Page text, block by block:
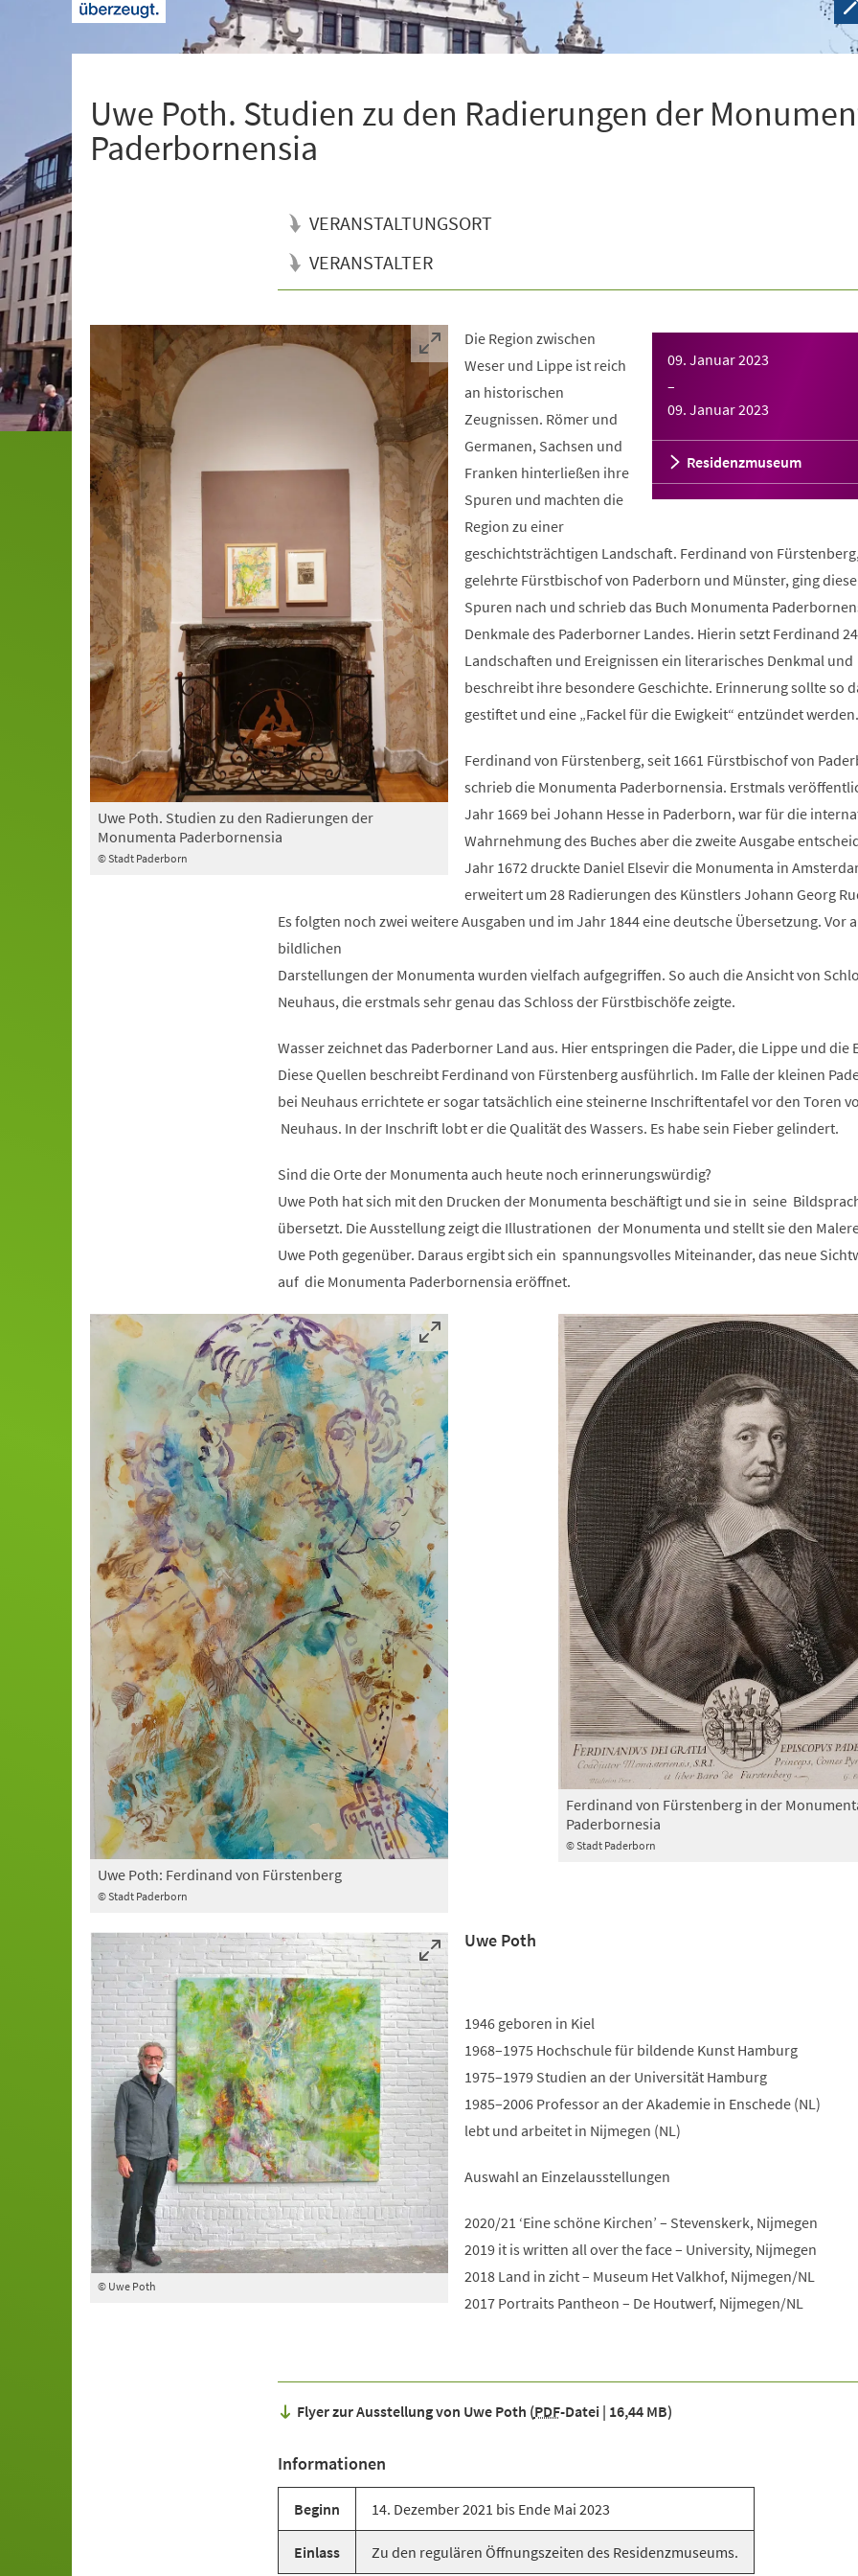
Uwe Poth. Studien zu den Radierungen der
Paderbornensia
VERANSTALTUNGSORT
VERANSTALTER
Veranstaltungsinformationen
09. Januar 2023
–
09. Januar 2023
Residenzmuseum
© Stadt Paderborn
Uwe Poth. Studien zu den Radierungen der
Monumenta Paderbornensia
Die Region zwischen
Weser und Lippe ist reich
an historischen
Zeugnissen. Römer und
Germanen, Sachsen und
Franken hinterließen ihre
Spuren und machten die
Region zu einer
geschichtsträchtigen Landschaft. Ferdinand von
gelehrte Fürstbischof von Paderborn und Münster, ging
Spuren nach und schrieb das Buch Monumenta
Denkmale des Paderborner Landes. Hierin setzt Ferdinand
Landschaften und Ereignissen ein literarisches Denkmal und
beschreibt ihre besondere Geschichte. Erinnerung sollte so
gestiftet und eine „Fackel für die Ewigkeit“ entzündet
Ferdinand von Fürstenberg, seit 1661 Fürstbischof von
schrieb die Monumenta Paderbornensia. Erstmals
Jahr 1669 bei Johann Hesse in Paderborn, war für die
Wahrnehmung des Buches aber die zweite Ausgabe
Jahr 1672 druckte Daniel Elsevir die Monumenta in
erweitert um 28 Radierungen des Künstlers Johann Georg
Es folgten noch zwei weitere Ausgaben und im Jahr 1844 eine deutsche Übersetzung. Vor
bildlichen
Darstellungen der Monumenta wurden vielfach aufgegriffen. So auch die Ansicht von
Neuhaus, die erstmals sehr genau das Schloss der Fürstbischöfe zeigte.
Wasser zeichnet das Paderborner Land aus. Hier entspringen die Pader, die Lippe und die
Diese Quellen beschreibt Ferdinand von Fürstenberg ausführlich. Im Falle der kleinen
bei Neuhaus errichtete er sogar tatsächlich eine steinerne Inschriftentafel vor den Toren
Neuhaus. In der Inschrift lobt er die Qualität des Wassers. Es habe sein Fieber gelindert.
Sind die Orte der Monumenta auch heute noch erinnerungswürdig?
Uwe Poth hat sich mit den Drucken der Monumenta beschäftigt und sie in seine
übersetzt. Die Ausstellung zeigt die Illustrationen der Monumenta und stellt sie den
Uwe Poth gegenüber. Daraus ergibt sich ein spannungsvolles Miteinander, das neue
auf die Monumenta Paderbornensia eröffnet.
© Stadt Paderborn
Uwe Poth: Ferdinand von Fürstenberg
© Stadt Paderborn
Ferdinand von Fürstenberg in der
Paderbornesia
© Uwe Poth
Uwe Poth
1946 geboren in Kiel
1968–1975 Hochschule für bildende Kunst Hamburg
1975–1979 Studien an der Universität Hamburg
1985–2006 Professor an der Akademie in Enschede (NL)
lebt und arbeitet in Nijmegen (NL)
Auswahl an Einzelausstellungen
2020/21 ‘Eine schöne Kirchen’ – Stevenskerk, Nijmegen
2019 it is written all over the face – University, Nijmegen
2018 Land in zicht – Museum Het Valkhof, Nijmegen/NL
2017 Portraits Pantheon – De Houtwerf, Nijmegen/NL
Flyer zur Ausstellung von Uwe Poth PDF-Datei 16,44 MB
Informationen
Beginn 14. Dezember 2021 bis Ende Mai 2023
Einlass Zu den regulären Öffnungszeiten des Residenzmuseums.